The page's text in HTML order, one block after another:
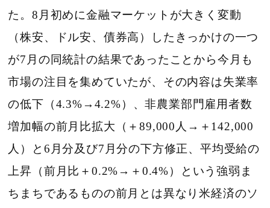
た。8月初めに金融マーケットが大きく変動
（株安、ドル安、債券高）したきっかけの一つ
が7月の同統計の結果であったことから今月も
市場の注目を集めていたが、その内容は失業率
の低下（4.3%→4.2%）、非農業部門雇用者数
増加幅の前月比拡大（＋89,000人→＋142,000
人）と6月分及び7月分の下方修正、平均受給の
上昇（前月比＋0.2%→＋0.4%）という強弱ま
ちまちであるものの前月とは異なり米経済のソ